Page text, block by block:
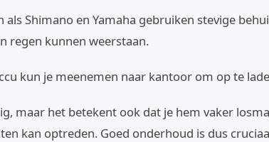
als Shimano en Yamaha gebruiken stevige
regen kunnen weerstaan.
kun je meenemen naar kantoor om op te
maar het betekent ook dat je hem vaker
kan optreden. Goed onderhoud is dus